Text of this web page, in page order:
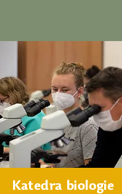
Katedra biologie